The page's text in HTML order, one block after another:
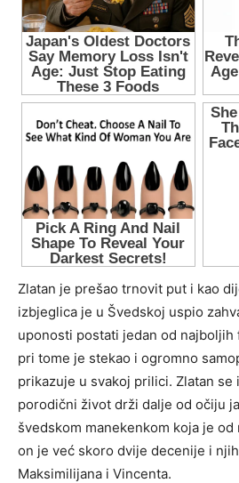
Zlatan je prešao trnovit put i kao
izbjeglica je u Švedskoj uspio
uponosti postati jedan od najboljih
pri tome je stekao i ogromno
prikazuje u svakoj prilici. Zlatan se
porodični život drži dalje od očiju
švedskom manekenkom koja je od
on je već skoro dvije decenije i
Maksimilijana i Vincenta.